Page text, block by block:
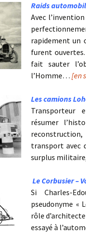
Raids
Avec
rapidement un
furent
fait sauter
l’Homme… [en
Les camions
Transporteur
résumer
transport avec
surplus
Le Corbusier –
Si Charles-
pseudonyme «
rôle
essayé à